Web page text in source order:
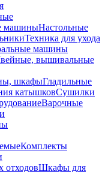
машиныНастольные
Техника для ухода
машины
вышивальные
шкафыГладильные
катышковСушилки
Варочные
Комплекты
отходовШкафы для